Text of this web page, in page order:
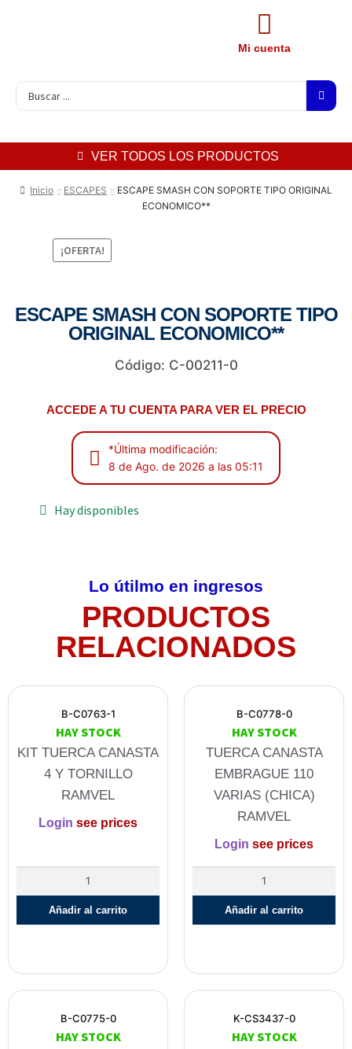
Mi cuenta
VER TODOS LOS PRODUCTOS
Inicio ESCAPES
ESCAPE SMASH CON SOPORTE TIPO ORIGINAL
ECONOMICO**
¡OFERTA!
ESCAPE SMASH CON SOPORTE TIPO
ORIGINAL ECONOMICO**
Código: C-00211-0
ACCEDE A TU CUENTA PARA VER EL PRECIO
*Última modificación:
8 de Ago. de 2026 a las 05:11
Hay disponibles
Lo útilmo en ingresos
PRODUCTOS
RELACIONADOS
B-C0763-1
HAY STOCK
KIT TUERCA CANASTA
4 Y TORNILLO
RAMVEL
Login see prices
Añadir al carrito
B-C0778-0
HAY STOCK
TUERCA CANASTA
EMBRAGUE 110
VARIAS (CHICA)
RAMVEL
Login see prices
Añadir al carrito
B-C0775-0
HAY STOCK
K-CS3437-0
HAY STOCK